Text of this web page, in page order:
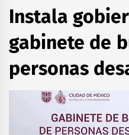
Instala
gabinete de
personas